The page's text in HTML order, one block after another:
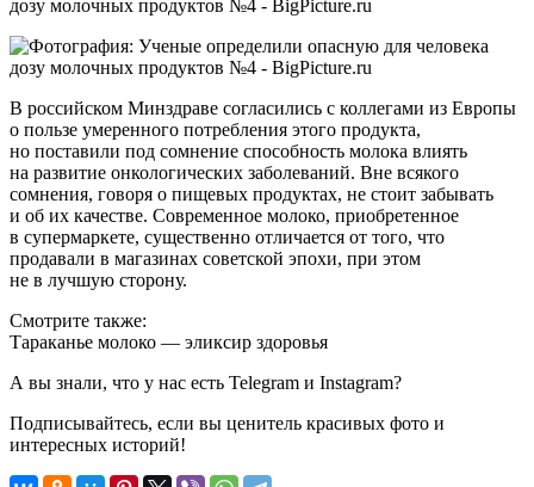
В российском Минздраве согласились с коллегами из Европы
о пользе умеренного потребления этого продукта,
но поставили под сомнение способность молока влиять
на развитие онкологических заболеваний. Вне всякого
сомнения, говоря о пищевых продуктах, не стоит забывать
и об их качестве. Современное молоко, приобретенное
в супермаркете, существенно отличается от того, что
продавали в магазинах советской эпохи, при этом
не в лучшую сторону.
Смотрите также:
Тараканье молоко — эликсир здоровья
А вы знали, что у нас есть Telegram и Instagram?
Подписывайтесь, если вы ценитель красивых фото и
интересных историй!